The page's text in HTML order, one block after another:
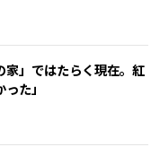
家」ではたらく現在。紅
た」